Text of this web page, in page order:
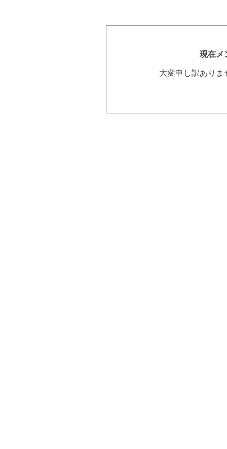
現在メ
大変申し訳あり